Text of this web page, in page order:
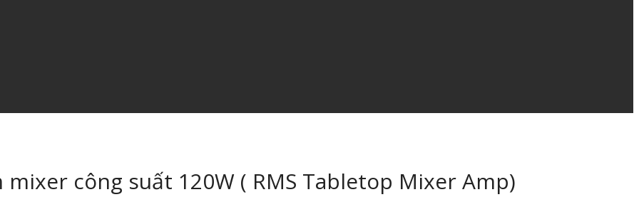
mixer công suất 120W ( RMS Tabletop Mixer Amp)